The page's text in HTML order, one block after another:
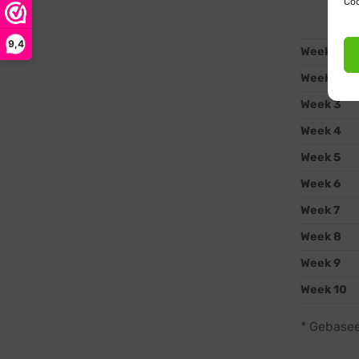
9,4
Week 1
Week 2
Week 3
Week 4
Week 5
Week 6
Week 7
Week 8
Week 9
Week 10
*